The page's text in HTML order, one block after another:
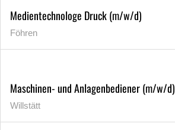
Medientechnologe Druck (m/w/d)
Föhren
Maschinen- und Anlagenbediener (m/w/d)
Willstätt